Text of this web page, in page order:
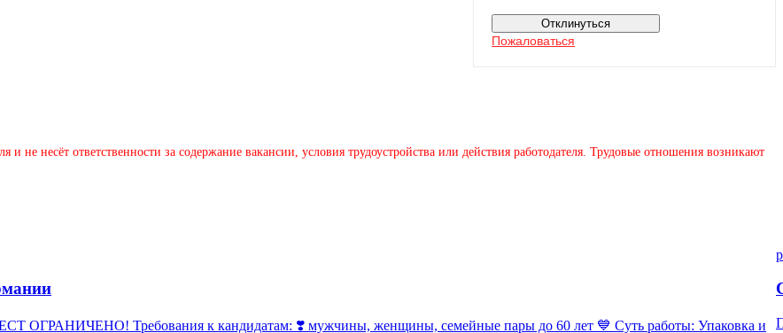
Отклинуться
Пожаловаться
и не несёт ответственности за содержание вакансии, условия трудоустройства или действия работодателя. Трудовые отношения возникают
Требования к кандидатам: ❣️ мужчины, женщины, семейные пары до 60 лет 💙 Суть работы: Упаковка и